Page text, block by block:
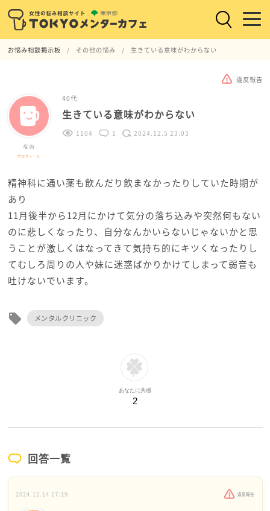
お悩み相談掲示板 その他の悩み 生きている意味がわからない
違反報告
なお
プロフィール
40代
生きている意味がわからない
1104 1 2024.12.5 23:03
精神科に通い薬も飲んだり飲まなかったりしていた時期が
あり
11月後半から12月にかけて気分の落ち込みや突然何もない
のに悲しくなったり、自分なんかいらないじゃないかと思
うことが激しくはなってきて気持ち的にキツくなったりし
てむしろ周りの人や妹に迷惑ばかりかけてしまって弱音も
吐けないでいます。
local_offer メンタルクリニック
あなたに共感
2
回答一覧
2024.12.14 17:19 違反報告